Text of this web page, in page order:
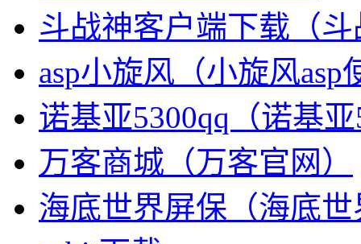
斗战神客户端下载（
asp小旋风（小旋风asp
诺基亚5300qq（诺基
万客商城（万客官网）
海底世界屏保（海底